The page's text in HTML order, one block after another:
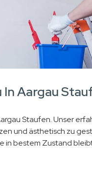
In Aargau
Staufen. Unser
und ästhetisch zu
in bestem Zustand